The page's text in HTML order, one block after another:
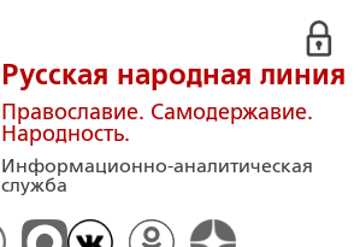
Русская народная линия
Православие. Самодержавие.
Народность.
Информационно-аналитическая
служба